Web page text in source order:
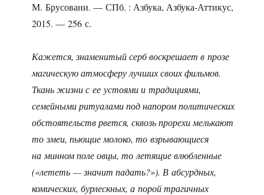
М. Брусовани. — СПб. : Азбука, Азбука-Аттикус,
2015. — 256 с.
Кажется, знаменитый серб воскрешает в прозе
магическую атмосферу лучших своих фильмов.
Ткань жизни с ее устоями и традициями,
семейными ритуалами под напором политических
обстоятельств рвется, сквозь прорехи мелькают
то змеи, пьющие молоко, то взрывающиеся
на минном поле овцы, то летящие влюбленные
(«лететь — значит падать?»). В абсурдных,
комических, бурлескных, а порой трагичных